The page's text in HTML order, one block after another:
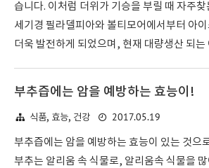
습니다. 이처럼 더위가 기승을 부릴 때 자주
세기경 필라델피아와 볼티모어에서부터 아이
더욱 발전하게 되었으며, 현재 대량생산 되는
부추즙에는 암을 예방하는 효능이!
식품, 효능, 건강 2017.05.19
부추즙에는 암을 예방하는 효능이 있는 것으
부추는 알리움 속 식물로, 알리움속 식물을